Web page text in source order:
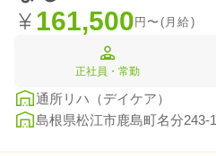
161,500円〜(月給)
正社員・常勤
通所リハ（デイケア）
島根県松江市鹿島町名分243-1